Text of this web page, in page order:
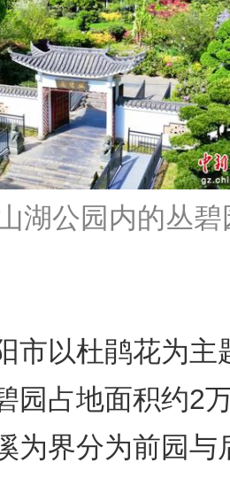
公园内的丛碧
以杜鹃花为主
园占地面积约2
为界分为前园与